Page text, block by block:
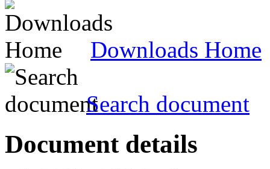
Downloads Home
Search document
Document details